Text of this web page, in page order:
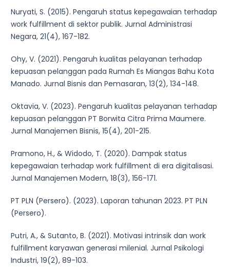
Nuryati, S. (2015). Pengaruh status kepegawaian terhadap
work fulfillment di sektor publik. Jurnal Administrasi
Negara, 21(4), 167-182.
Ohy, V. (2021). Pengaruh kualitas pelayanan terhadap
kepuasan pelanggan pada Rumah Es Miangas Bahu Kota
Manado. Jurnal Bisnis dan Pemasaran, 13(2), 134-148.
Oktavia, V. (2023). Pengaruh kualitas pelayanan terhadap
kepuasan pelanggan PT Borwita Citra Prima Maumere.
Jurnal Manajemen Bisnis, 15(4), 201-215.
Pramono, H., & Widodo, T. (2020). Dampak status
kepegawaian terhadap work fulfillment di era digitalisasi.
Jurnal Manajemen Modern, 18(3), 156-171.
PT PLN (Persero). (2023). Laporan tahunan 2023. PT PLN
(Persero).
Putri, A., & Sutanto, B. (2021). Motivasi intrinsik dan work
fulfillment karyawan generasi milenial. Jurnal Psikologi
Industri, 19(2), 89-103.